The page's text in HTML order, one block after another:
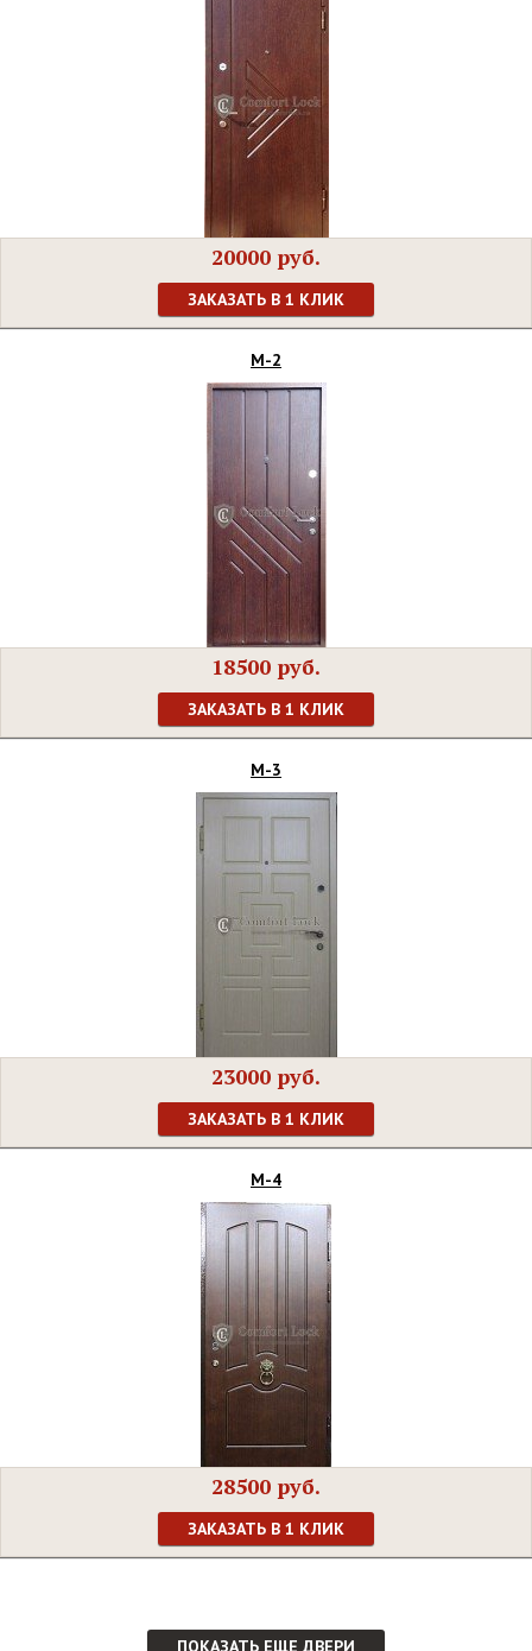
20000 руб.
ЗАКАЗАТЬ В 1 КЛИК
М-2
18500 руб.
ЗАКАЗАТЬ В 1 КЛИК
М-3
23000 руб.
ЗАКАЗАТЬ В 1 КЛИК
М-4
28500 руб.
ЗАКАЗАТЬ В 1 КЛИК
ПОКАЗАТЬ ЕЩЕ ДВЕРИ